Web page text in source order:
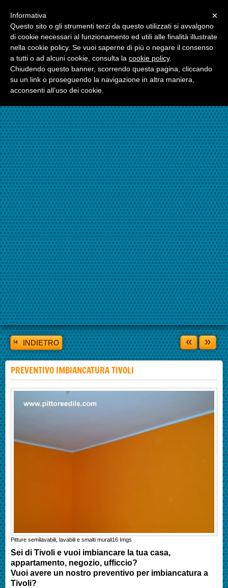
☎324.7403485
INDIETRO « »
PREVENTIVO IMBIANCATURA TIVOLI
Pitture semilavabili, lavabili e smalti murali16 Imgs
Sei di Tivoli e vuoi imbiancare la tua casa,
appartamento, negozio, ufficcio?
Vuoi avere un nostro preventivo per imbiancatura a
Tivoli?
×
Informativa
Questo sito o gli strumenti terzi da questo utilizzati si avvalgono
di cookie necessari al funzionamento ed utili alle finalità illustrate
nella cookie policy. Se vuoi saperne di più o negare il consenso
a tutti o ad alcuni cookie, consulta la cookie policy.
Chiudendo questo banner, scorrendo questa pagina, cliccando
su un link o proseguendo la navigazione in altra maniera,
acconsenti all’uso dei cookie.